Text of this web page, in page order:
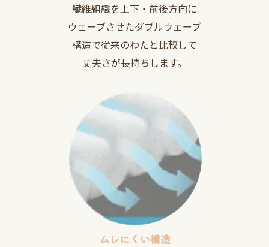
繊維組織を上下・前後方向に
ウェーブさせたダブルウェーブ
構造で従来のわたと比較して
丈夫さが長持ちします。
ムレにくい構造